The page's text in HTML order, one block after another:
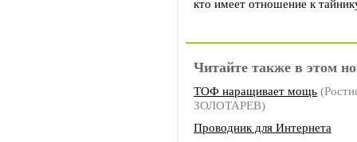
кто имеет отношение к
Читайте также в этом
ТОФ наращивает мощь
ЗОЛОТАРЕВ)
Проводник для Интернета